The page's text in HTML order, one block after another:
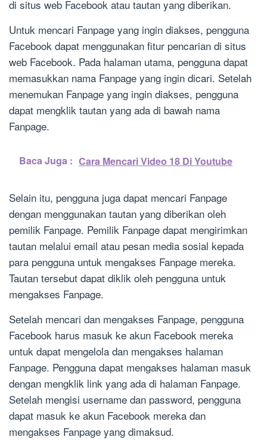
di situs web Facebook atau tautan yang diberikan.
Untuk mencari Fanpage yang ingin diakses, pengguna
Facebook dapat menggunakan fitur pencarian di situs
web Facebook. Pada halaman utama, pengguna dapat
memasukkan nama Fanpage yang ingin dicari. Setelah
menemukan Fanpage yang ingin diakses, pengguna
dapat mengklik tautan yang ada di bawah nama
Fanpage.
Baca Juga : Cara Mencari Video 18 Di Youtube
Selain itu, pengguna juga dapat mencari Fanpage
dengan menggunakan tautan yang diberikan oleh
pemilik Fanpage. Pemilik Fanpage dapat mengirimkan
tautan melalui email atau pesan media sosial kepada
para pengguna untuk mengakses Fanpage mereka.
Tautan tersebut dapat diklik oleh pengguna untuk
mengakses Fanpage.
Setelah mencari dan mengakses Fanpage, pengguna
Facebook harus masuk ke akun Facebook mereka
untuk dapat mengelola dan mengakses halaman
Fanpage. Pengguna dapat mengakses halaman masuk
dengan mengklik link yang ada di halaman Fanpage.
Setelah mengisi username dan password, pengguna
dapat masuk ke akun Facebook mereka dan
mengakses Fanpage yang dimaksud.